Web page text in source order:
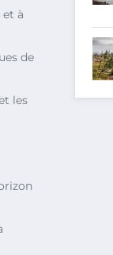
et à
de
les